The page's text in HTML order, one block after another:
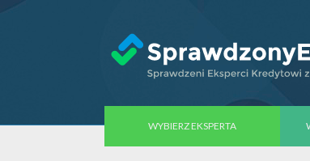
WYBIERZ EKSPERTA